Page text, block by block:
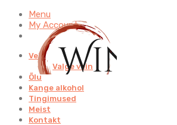
Menu
My Account
Vein
Valge vein
Õlu
Kange alkohol
Tingimused
Meist
Kontakt